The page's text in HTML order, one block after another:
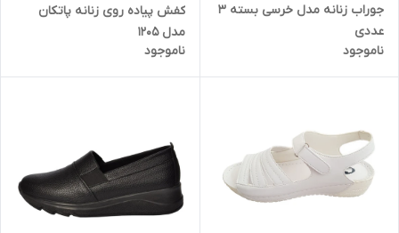
جوراب زنانه مدل خرسی بسته 3
عددی
ناموجود
کفش پیاده روی زنانه پاتکان
مدل 1205
ناموجود